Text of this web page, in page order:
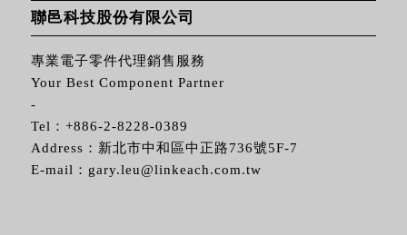
聯邑科技股份有限公司
專業電子零件代理銷售服務
Your Best Component Partner
-
Tel： +886-2-8228-0389
Address：新北市中和區中正路736號5F-7
E-mail： gary.leu@linkeach.com.tw